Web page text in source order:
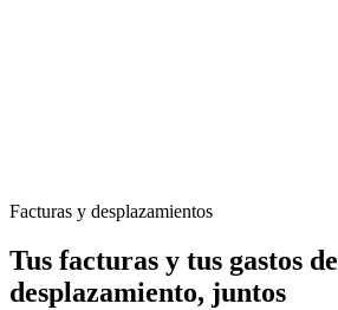
Facturas y desplazamientos
Tus facturas y tus gastos de
desplazamiento, juntos